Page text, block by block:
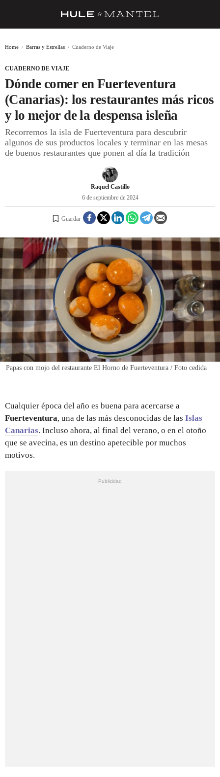
BARRAS Y ESTRELLAS
DÓNDE COMER
ÍDOLOS DE MESAS
CUADERNO DE VIAJE
REGISTRO
INICIAR SESIÓN
Home Barras y Estrellas Cuaderno de Viaje
CUADERNO DE VIAJE
Dónde comer en Fuerteventura
(Canarias): los restaurantes más ricos
y lo mejor de la despensa isleña
Recorremos la isla de Fuerteventura para descubrir
algunos de sus productos locales y terminar en las mesas
de buenos restaurantes que ponen al día la tradición
Raquel Castillo
6 de septiembre de 2024
Guardar
Papas con mojo del restaurante El Horno de Fuerteventura / Foto cedida
Cualquier época del año es buena para acercarse a
Fuerteventura, una de las más desconocidas de las Islas
Canarias. Incluso ahora, al final del verano, o en el otoño
que se avecina, es un destino apetecible por muchos
motivos.